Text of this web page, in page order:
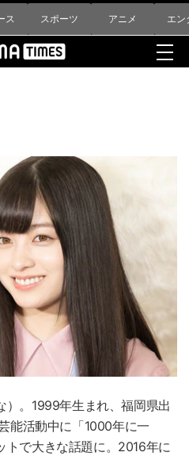
ス スポーツ アニメ エン
）。1999年生まれ、福岡県出
能活動中に「1000年に一
トで大きな話題に。2016年に